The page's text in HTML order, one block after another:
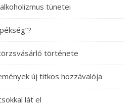
tünetei
története
új titkos hozzávalója
lát el